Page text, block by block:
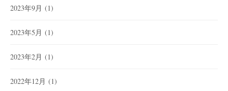
2023年9月 (1)
2023年5月 (1)
2023年2月 (1)
2022年12月 (1)